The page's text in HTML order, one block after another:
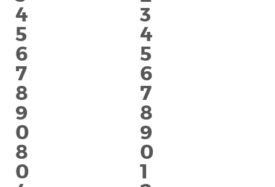
4
5
6
7
8
9
0
8
0
3
4
5
6
7
8
9
0
1